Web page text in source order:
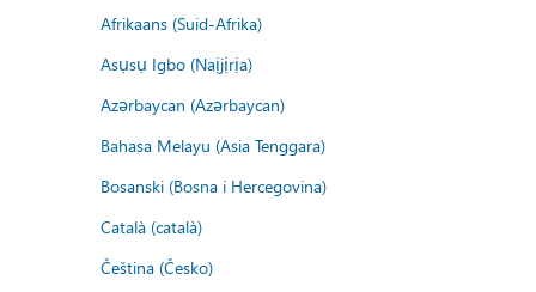
Afrikaans (Suid-Afrika)
Asụsụ Igbo (Naịjịrịa)
Azərbaycan (Azərbaycan)
Bahasa Melayu (Asia Tenggara)
Bosanski (Bosna i Hercegovina)
Català (català)
Čeština (Česko)